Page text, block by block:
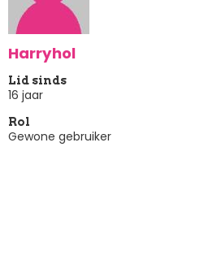
Harryhol
Lid sinds
16 jaar
Rol
Gewone gebruiker